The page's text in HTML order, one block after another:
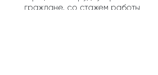
граждане, со стажем работы